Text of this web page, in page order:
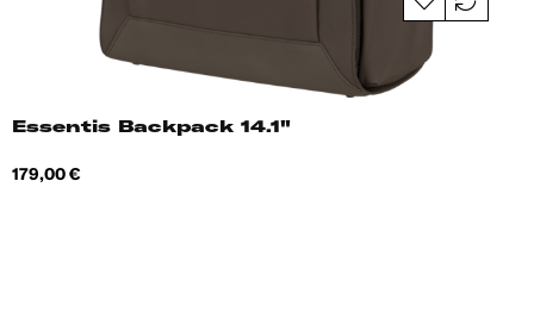
Essentis Backpack 14.1"
Hind
179,00 €